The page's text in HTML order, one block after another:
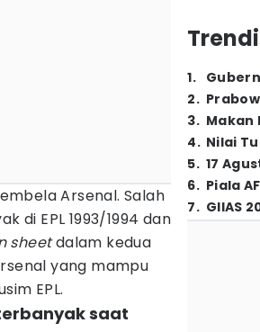
Arsenal. Salah
di EPL 1993/1994 dan
sheetdalam kedua
yang mampu
EPL.
saat
1.
2.
3. Makan
4. Nilai
5. 17
6. Piala
7. GIIAS